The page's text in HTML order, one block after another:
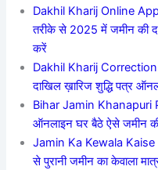
Dakhil Kharij Online
तरीके से 2025 में जमीन की
करें
Dakhil Kharij Correction
दाखिल ख़ारिज शुद्धि पत्र
Bihar Jamin Khanapuri
ऑनलाइन घर बैठे ऐसे जमीन की
Jamin Ka Kewala Kaise
से पुरानी जमीन का केवाला